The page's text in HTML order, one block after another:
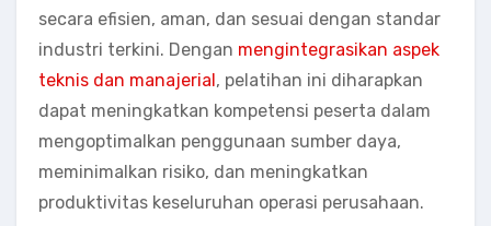
secara efisien, aman, dan sesuai dengan standar
industri terkini. Dengan mengintegrasikan aspek
teknis dan manajerial, pelatihan ini diharapkan
dapat meningkatkan kompetensi peserta dalam
mengoptimalkan penggunaan sumber daya,
meminimalkan risiko, dan meningkatkan
produktivitas keseluruhan operasi perusahaan.